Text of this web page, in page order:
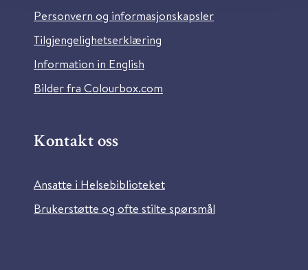
Personvern og informasjonskapsler
Tilgjengelighetserklæring
Information in English
Bilder fra Colourbox.com
Kontakt oss
Ansatte i Helsebiblioteket
Brukerstøtte og ofte stilte spørsmål